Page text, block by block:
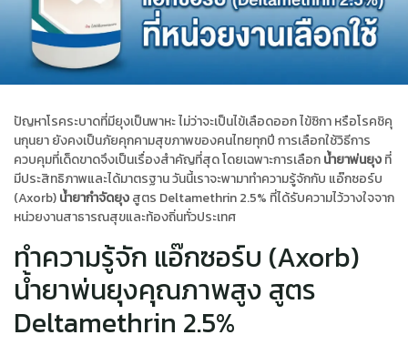
ปัญหาโรคระบาดที่มียุงเป็นพาหะ ไม่ว่าจะเป็นไข้เลือดออก ไข้ซิกา หรือโรคชิคุ
นกุนยา ยังคงเป็นภัยคุกคามสุขภาพของคนไทยทุกปี การเลือกใช้วิธีการ
ควบคุมที่เด็ดขาดจึงเป็นเรื่องสำคัญที่สุด โดยเฉพาะการเลือกน้ำยาพ่นยุงที่
มีประสิทธิภาพและได้มาตรฐาน วันนี้เราจะพามาทำความรู้จักกับ แอ๊กซอร์บ
(Axorb)น้ำยากำจัดยุงสูตร Deltamethrin 2.5% ที่ได้รับความไว้วางใจจาก
หน่วยงานสาธารณสุขและท้องถิ่นทั่วประเทศ
ทำความรู้จัก แอ๊กซอร์บ (Axorb)
น้ำยาพ่นยุงคุณภาพสูง สูตร
Deltamethrin 2.5%